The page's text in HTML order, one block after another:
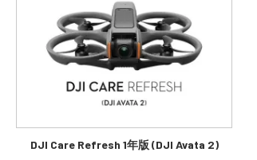
DJI Care Refresh 1年版 (DJI Avata 2)